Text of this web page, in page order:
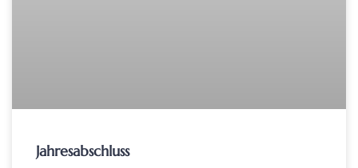
Jahresabschluss